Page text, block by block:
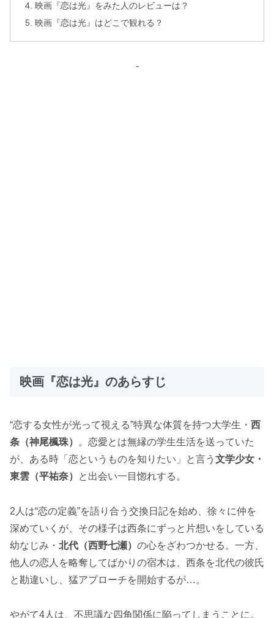
映画『恋は光』をみた人のレビューは？
映画『恋は光』はどこで観れる？
-
映画『恋は光』のあらすじ
“恋する女性が光って視える”特異な体質を持つ大学生・ 西
条（神尾楓珠）
。恋愛とは無縁の学生生活を送っていた
が、ある時「恋というものを知りたい」と言う 文学少女・
東雲（平祐奈）
と出会い一目惚れする。
2人は“恋の定義”を語り合う交換日記を始め、徐々に仲を
深めていくが、その様子は西条にずっと片想いをしている
幼なじみ・ 北代（西野七瀬） の心をざわつかせる。一方、
他人の恋人を略奪してばかりの宿木は、西条を北代の彼氏
と勘違いし、猛アプローチを開始するが…。
やがて4人は、不思議な四角関係に陥ってしまうことに。